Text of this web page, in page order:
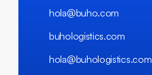
hola@buho.com
buhologistics.com
hola@buhologistics.com